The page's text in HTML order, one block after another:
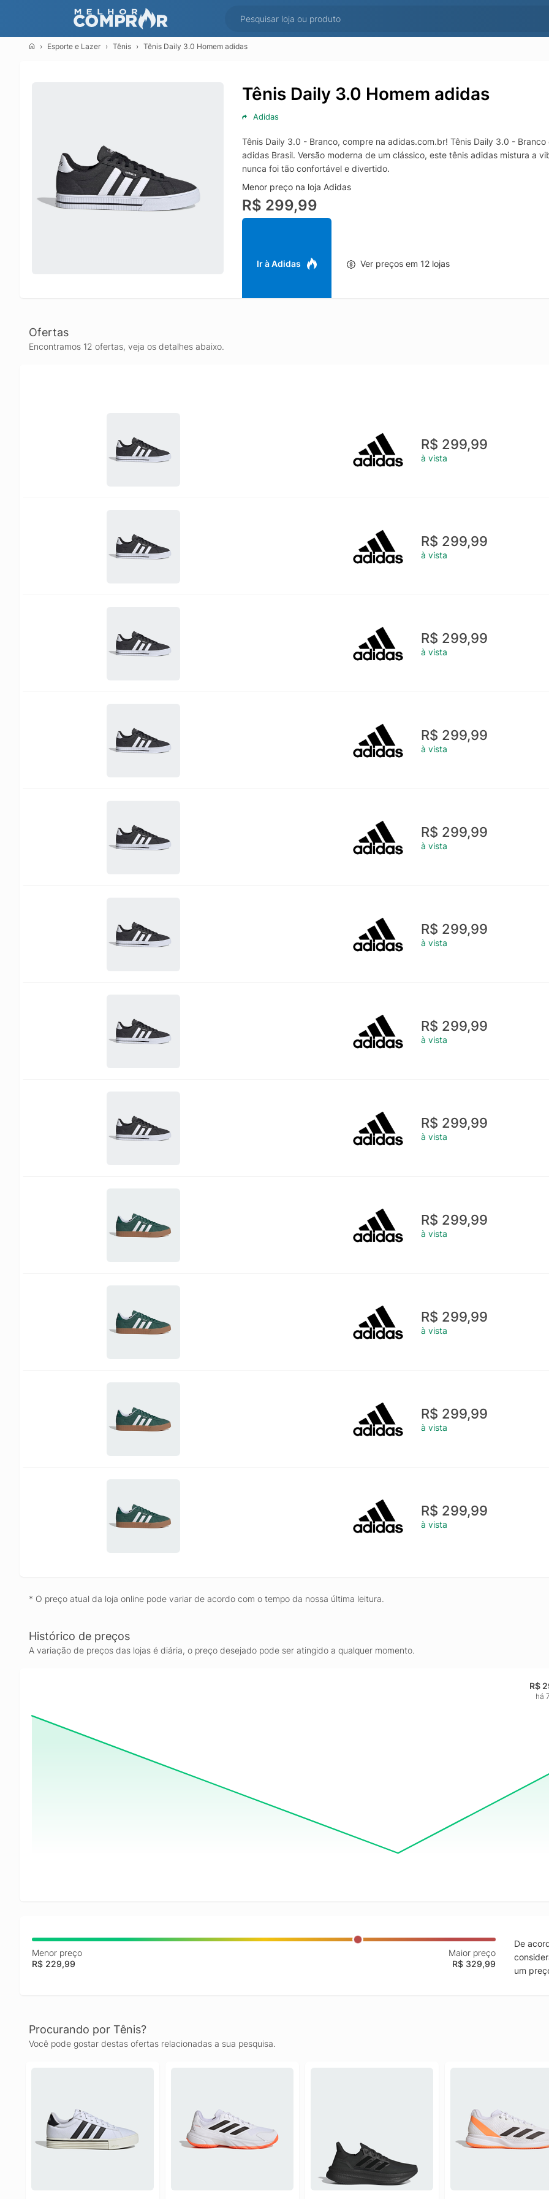
Esporte e Lazer Tênis Tênis Daily 3.0 Homem adidas
Tênis Daily 3.0 Homem adidas
Adidas
Tênis Daily 3.0 - Branco, compre na adidas.com.br! Tênis Daily 3.0 -
adidas Brasil. Versão moderna de um clássico, este tênis adidas mistura a
nunca foi tão confortável e divertido.
Menor preço na loja Adidas
R$ 299,99
Ir à Adidas Ver preços em 12 lojas
Ofertas
Encontramos 12 ofertas, veja os detalhes abaixo.
R$ 299,99
à vista
R$ 299,99
à vista
R$ 299,99
à vista
R$ 299,99
à vista
R$ 299,99
à vista
R$ 299,99
à vista
R$ 299,99
à vista
R$ 299,99
à vista
R$ 299,99
à vista
R$ 299,99
à vista
R$ 299,99
à vista
R$ 299,99
à vista
* O preço atual da loja online pode variar de acordo com o tempo da nossa última leitura.
Histórico de preços
A variação de preços das lojas é diária, o preço desejado pode ser atingido a qualquer momento.
R$
há
Menor preço
R$ 229,99
Maior preço
R$ 329,99
De
um
Procurando por Tênis?
Você pode gostar destas ofertas relacionadas a sua pesquisa.